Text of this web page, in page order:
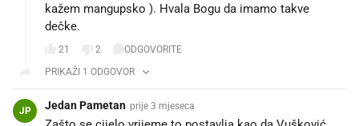
kažem mangupsko ). Hvala Bogu da imamo takve
dečke.
21 2
ODGOVORITE
PRIKAŽI 1 ODGOVOR
JP Jedan Pametan prije 3 mjeseca